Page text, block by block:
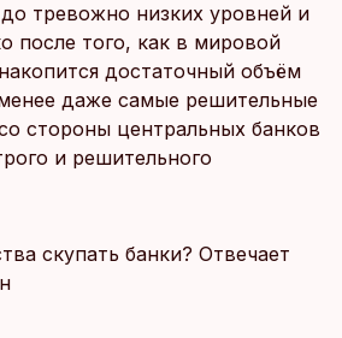
тревожно низких уровней и
после того, как в мировой
достаточный объём
даже самые решительные
стороны центральных банков
и решительного
скупать банки? Отвечает